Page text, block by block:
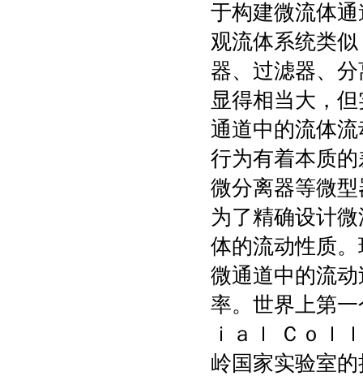
于构建微流体
观流体系统类
器、过滤器、
显得相当大，
通道中的流体
行为有着本质
微分离器等微
为了精确设计
体的流动性质
微通道中的流
率。世界上第
ｉａｌ Ｃｏｌ
岭国家实验室